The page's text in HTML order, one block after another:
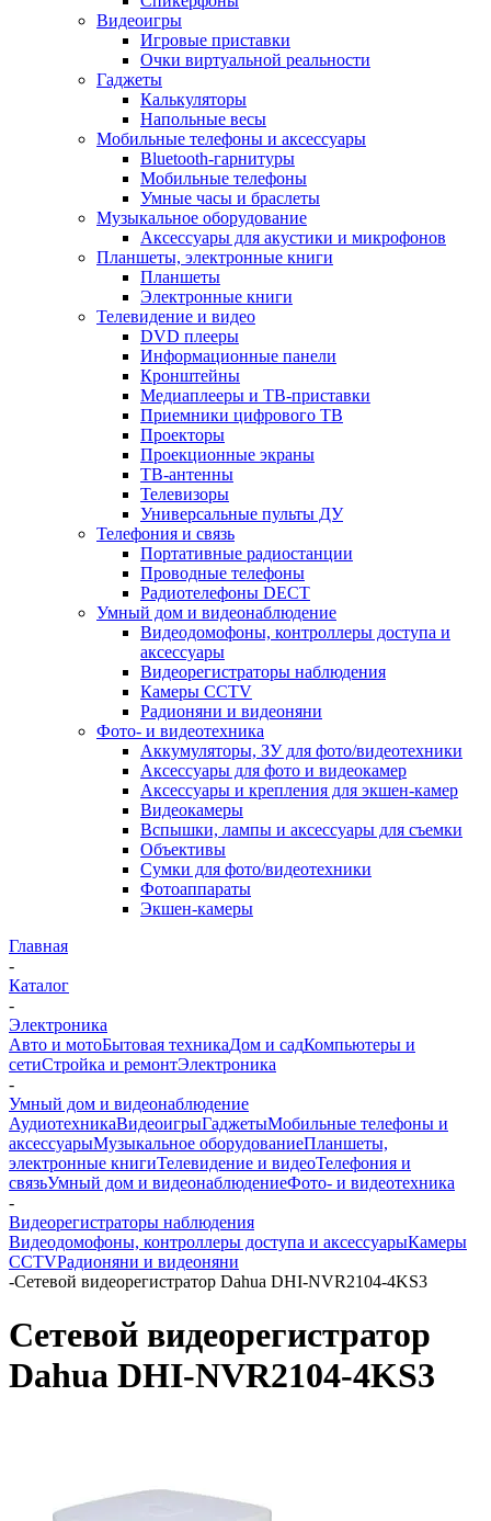
Видеоигры
Игровые приставки
Очки виртуальной реальности
Гаджеты
Калькуляторы
Напольные весы
Мобильные телефоны и аксессуары
Bluetooth-гарнитуры
Мобильные телефоны
Умные часы и браслеты
Музыкальное оборудование
Аксессуары для акустики и микрофонов
Планшеты, электронные книги
Планшеты
Электронные книги
Телевидение и видео
DVD плееры
Информационные панели
Кронштейны
Медиаплееры и ТВ-приставки
Приемники цифрового ТВ
Проекторы
Проекционные экраны
ТВ-антенны
Телевизоры
Универсальные пульты ДУ
Телефония и связь
Портативные радиостанции
Проводные телефоны
Радиотелефоны DECT
Умный дом и видеонаблюдение
Видеодомофоны, контроллеры доступа и
аксессуары
Видеорегистраторы наблюдения
Камеры CCTV
Радионяни и видеоняни
Фото- и видеотехника
Аккумуляторы, ЗУ для фото/видеотехники
Аксессуары для фото и видеокамер
Аксессуары и крепления для экшен-камер
Видеокамеры
Вспышки, лампы и аксессуары для съемки
Объективы
Сумки для фото/видеотехники
Фотоаппараты
Экшен-камеры
Главная
-
Каталог
-
Электроника
Авто и мотоБытовая техникаДом и садКомпьютеры и
сетиСтройка и ремонтЭлектроника
-
Умный дом и видеонаблюдение
АудиотехникаВидеоигрыГаджетыМобильные телефоны и
аксессуарыМузыкальное оборудованиеПланшеты,
электронные книгиТелевидение и видеоТелефония и
связьУмный дом и видеонаблюдениеФото- и видеотехника
-
Видеорегистраторы наблюдения
Видеодомофоны, контроллеры доступа и аксессуарыКамеры
CCTVРадионяни и видеоняни
-Сетевой видеорегистратор Dahua DHI-NVR2104-4KS3
Сетевой видеорегистратор
Dahua DHI-NVR2104-4KS3